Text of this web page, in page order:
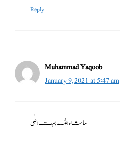
Reply
Muhammad Yaqoob
January 9, 2021 at 5:47 am
ماشاءاللہ بہت اعلٰی